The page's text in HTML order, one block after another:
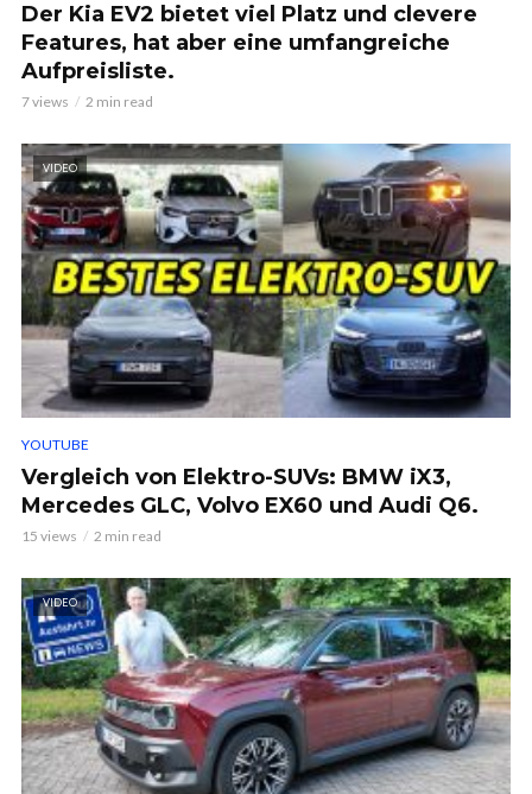
Der Kia EV2 bietet viel Platz und clevere
Features, hat aber eine umfangreiche
Aufpreisliste.
7 views 2 min read
VIDEO
YOUTUBE
Vergleich von Elektro-SUVs: BMW iX3,
Mercedes GLC, Volvo EX60 und Audi Q6.
15 views 2 min read
VIDEO